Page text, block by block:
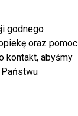
godnego
oraz pomoc
kontakt, abyśmy